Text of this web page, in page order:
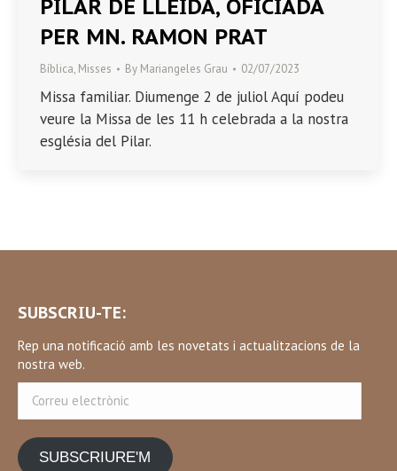
PILAR DE LLEIDA, OFICIADA
PER MN. RAMON PRAT
Bíblica, Misses By Mariangeles Grau 02/07/2023
Missa familiar. Diumenge 2 de juliol Aquí podeu
veure la Missa de les 11 h celebrada a la nostra
església del Pilar.
SUBSCRIU-TE:
Rep una notificació amb les novetats i actualitzacions de la
nostra web.
electrònic
SUBSCRIURE'M